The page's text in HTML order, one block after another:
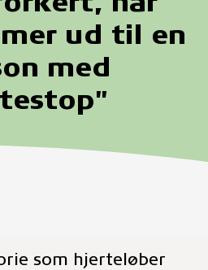
ud til en
med
som hjerteløber